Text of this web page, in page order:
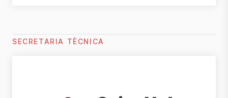
SECRETARIA TÈCNICA